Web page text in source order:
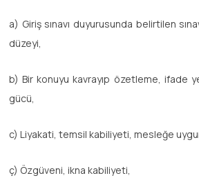
a) Giriş sınavı duyurusunda belirtilen
düzeyi,
b) Bir konuyu kavrayıp özetleme, ifade
gücü,
c) Liyakati, temsil kabiliyeti, mesleğe
ç) Özgüveni, ikna kabiliyeti,